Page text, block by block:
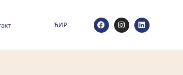
ЋИР